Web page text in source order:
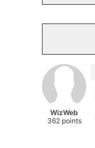
WizWeb
362 points